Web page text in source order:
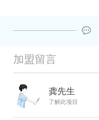
加盟留言
龚先生
了解此项目